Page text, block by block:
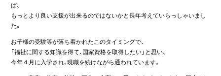
ば、
もっとより良い支援が出来るのではないかと長年考えていらっしゃいまし
た。
お子様の受験等が落ち着かれたこのタイミングで、
「福祉に関する知識を得て、国家資格を取得したい」と思い、
今年４月に入学され、現職を続けながら通われています。